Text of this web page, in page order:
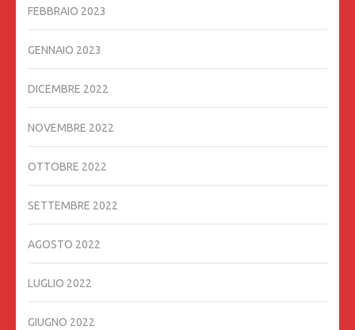
FEBBRAIO 2023
GENNAIO 2023
DICEMBRE 2022
NOVEMBRE 2022
OTTOBRE 2022
SETTEMBRE 2022
AGOSTO 2022
LUGLIO 2022
GIUGNO 2022